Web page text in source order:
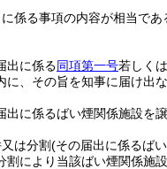
係る事項の内容が相当であ
出に係る同項第一号若しくは
、その旨を知事に届け出な
に係るばい煙関係施設を
は分割(その届出に係るば
により当該ばい煙関係施